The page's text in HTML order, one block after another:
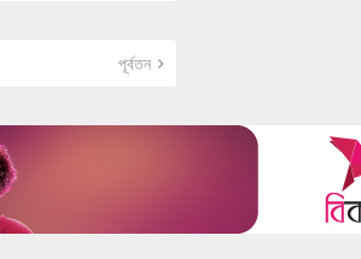
পূর্বতন